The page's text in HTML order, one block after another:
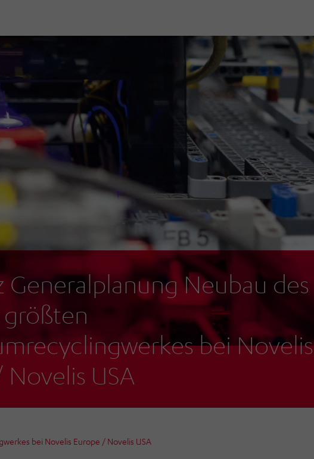
Generalplanung Neubau des
bei Novelis
USA
bei Novelis Europe / Novelis USA